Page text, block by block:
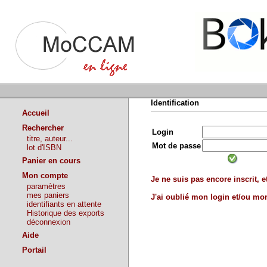
Accueil
Rechercher
titre, auteur...
lot d'ISBN
Panier en cours
Mon compte
paramètres
mes paniers
identifiants en attente
Historique des exports
déconnexion
Aide
Portail
Identification
Login
Mot de passe
Je ne suis pas encore inscrit,
J'ai oublié mon login et/ou